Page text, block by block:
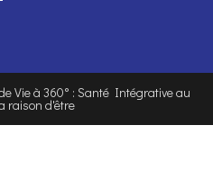
Vie à 360° : Santé Intégrative au
raison d'être